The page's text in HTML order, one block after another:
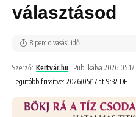
választásod
Legutóbb frissítve: 2026/05/17 at 9:32 DE.
Szerző: Kertvár.hu Publikálva 2026.05.17.
8 perc olvasási idő